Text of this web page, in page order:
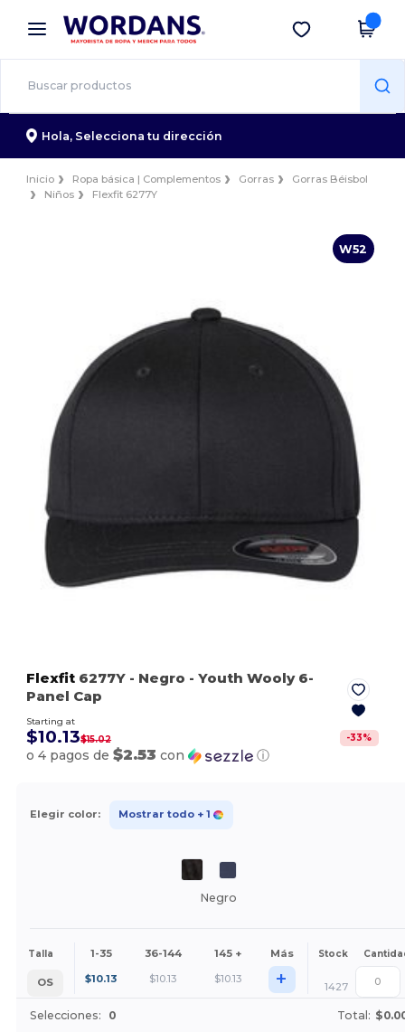
× App de Wordans
¡Mejores precios en app!
Descargar app
Hola, Selecciona tu dirección
Inicio Ropa básica | Complementos Gorras
Gorras Béisbol
Niños
Flexfit 6277Y
W52
Flexfit 6277Y - Negro - Youth Wooly 6-
Panel Cap
Starting at
$10.13$15.02 -33%
o 4 pagos de$2.53 con ⓘ
Elegir color: Mostrar todo + 1
Negro
Talla 1-35 36-144 145 + Más Stock
OS $10.13 $10.13 $10.13 + 1427
Selecciones: 0 Total: